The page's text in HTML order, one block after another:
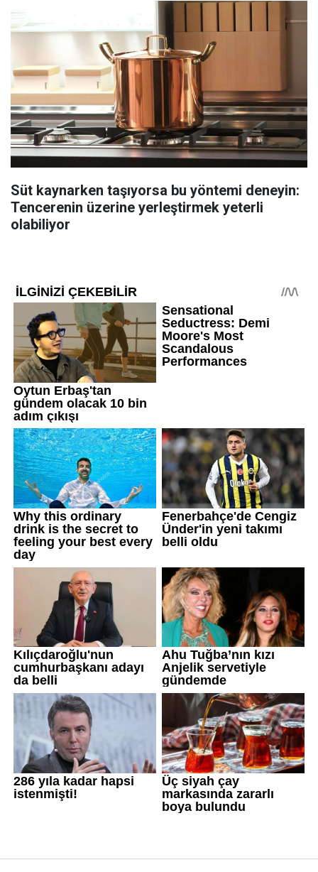
Süt kaynarken taşıyorsa bu yöntemi deneyin:
Tencerenin üzerine yerleştirmek yeterli
olabiliyor